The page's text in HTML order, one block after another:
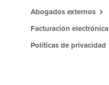
Abogados externos
Facturación electrónica
Políticas de privacidad